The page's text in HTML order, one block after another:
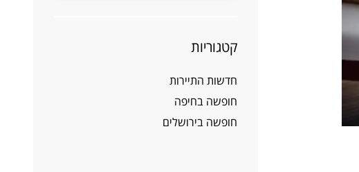
קטגוריות
חדשות התיירות
חופשה בחיפה
חופשה בירושלים